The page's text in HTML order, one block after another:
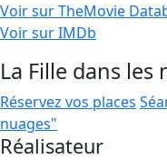
Voir sur TheMovie
Voir sur IMDb
La Fille dans les
Réservez vos places
nuages"
Réalisateur